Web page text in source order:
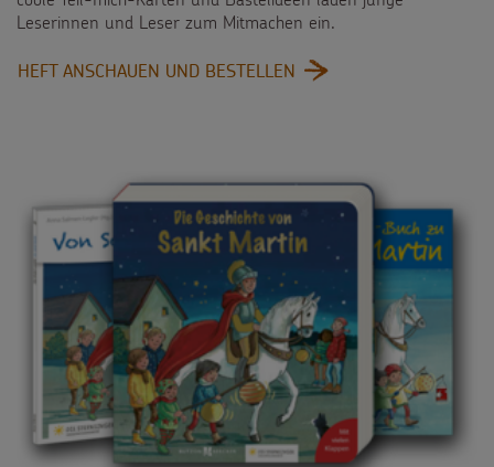
Leserinnen und Leser zum Mitmachen ein.
HEFT ANSCHAUEN UND BESTELLEN